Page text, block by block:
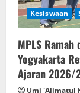
Kesiswaan
MPLS Ramah
Yogyakarta
Ajaran 2026/
Umi 'Alimatul